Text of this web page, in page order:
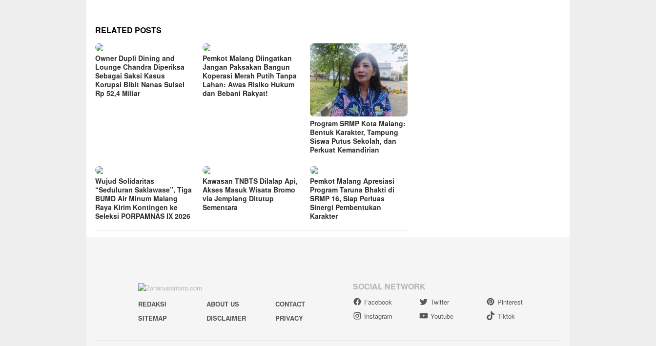
RELATED POSTS
Owner Dupli Dining and
Lounge Chandra Diperiksa
Sebagai Saksi Kasus
Korupsi Bibit Nanas Sulsel
Rp 52,4 Miliar
Pemkot Malang Diingatkan
Jangan Paksakan Bangun
Koperasi Merah Putih Tanpa
Lahan: Awas Risiko Hukum
dan Bebani Rakyat!
Program SRMP Kota Malang:
Bentuk Karakter, Tampung
Siswa Putus Sekolah, dan
Perkuat Kemandirian
Wujud Solidaritas
“Seduluran Saklawase”, Tiga
BUMD Air Minum Malang
Raya Kirim Kontingen ke
Seleksi PORPAMNAS IX 2026
Kawasan TNBTS Dilalap Api,
Akses Masuk Wisata Bromo
via Jemplang Ditutup
Sementara
Pemkot Malang Apresiasi
Program Taruna Bhakti di
SRMP 16, Siap Perluas
Sinergi Pembentukan
Karakter
REDAKSI ABOUT US
CONTACT
SITEMAP
DISCLAIMER PRIVACY
SOCIAL NETWORK
Facebook Twitter
Pinterest
Instagram
Youtube Tiktok